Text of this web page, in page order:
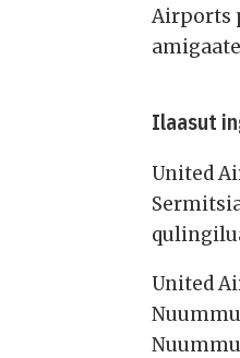
Airports
Ilaasut
United
United